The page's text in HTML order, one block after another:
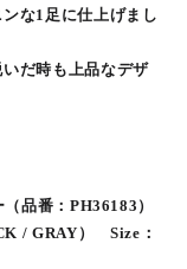
な1足に仕上げまし
だ時も上品なデザ
品番：PH36183）
/ GRAY） Size：